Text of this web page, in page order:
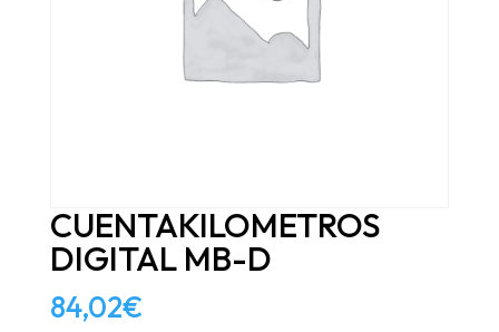
CUENTAKILOMETROS
DIGITAL MB-D
84,02€